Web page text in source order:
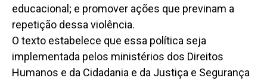
educacional; e promover ações que previnam a
repetição dessa violência.
O texto estabelece que essa política seja
implementada pelos ministérios dos Direitos
Humanos e da Cidadania e da Justiça e Segurança